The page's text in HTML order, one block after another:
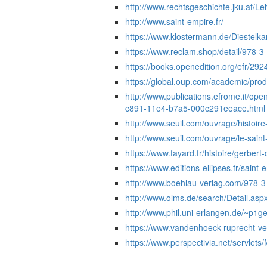
http://www.rechtsgeschichte.jku.at/
http://www.saint-empire.fr/
https://www.klostermann.de/
https://www.reclam.shop/detail/978-
https://books.openedition.org/efr/
https://global.oup.com/academic/
http://www.publications.efrome.it/
c891-11e4-b7a5-000c291eeace.html
http://www.seuil.com/ouvrage/
http://www.seuil.com/ouvrage/le-
https://www.fayard.fr/histoire/
https://www.editions-ellipses.fr/saint-
http://www.boehlau-verlag.com/978-
http://www.olms.de/search/
http://www.phil.uni-erlangen.de/
https://www.vandenhoeck-ruprecht-
https://www.perspectivia.net/